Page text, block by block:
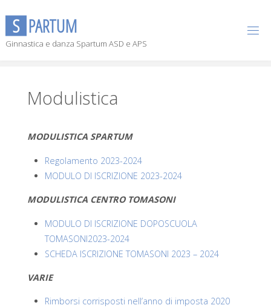
S PARTUM
Ginnastica e danza Spartum ASD e APS
Modulistica
MODULISTICA SPARTUM
Regolamento 2023-2024
MODULO DI ISCRIZIONE 2023-2024
MODULISTICA CENTRO TOMASONI
MODULO DI ISCRIZIONE DOPOSCUOLA
TOMASONI2023-2024
SCHEDA ISCRIZIONE TOMASONI 2023 – 2024
VARIE
Rimborsi corrisposti nell’anno di imposta 2020